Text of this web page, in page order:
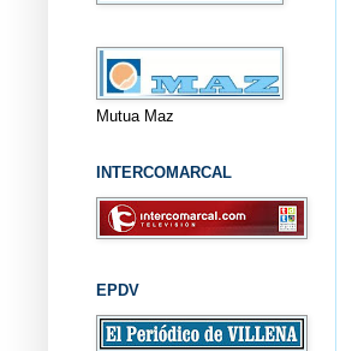
Mutua Maz
INTERCOMARCAL
EPDV